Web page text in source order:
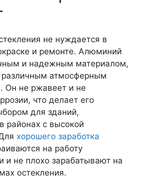
не нуждается в
и ремонте. Алюминий
и надежным материалом,
атмосферным
Он не ржавеет и не
что делает его
для зданий,
районах с высокой
хорошего заработка
на работу
и не плохо зарабатывают на
остекления.